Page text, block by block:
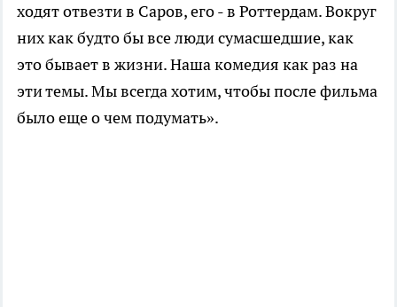
ходят отвезти в Саров, его - в Роттердам. Вокруг
них как будто бы все люди сумасшедшие, как
это бывает в жизни. Наша комедия как раз на
эти темы. Мы всегда хотим, чтобы после фильма
было еще о чем подумать».